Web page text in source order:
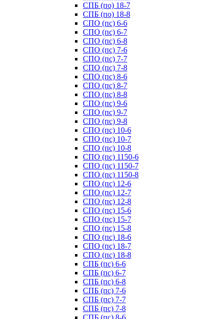
СПБ (по) 18-7
СПБ (по) 18-8
СПО (пс) 6-6
СПО (пс) 6-7
СПО (пс) 6-8
СПО (пс) 7-6
СПО (пс) 7-7
СПО (пс) 7-8
СПО (пс) 8-6
СПО (пс) 8-7
СПО (пс) 8-8
СПО (пс) 9-6
СПО (пс) 9-7
СПО (пс) 9-8
СПО (пс) 10-6
СПО (пс) 10-7
СПО (пс) 10-8
СПО (пс) 1150-6
СПО (пс) 1150-7
СПО (пс) 1150-8
СПО (пс) 12-6
СПО (пс) 12-7
СПО (пс) 12-8
СПО (пс) 15-6
СПО (пс) 15-7
СПО (пс) 15-8
СПО (пс) 18-6
СПО (пс) 18-7
СПО (пс) 18-8
СПБ (пс) 6-6
СПБ (пс) 6-7
СПБ (пс) 6-8
СПБ (пс) 7-6
СПБ (пс) 7-7
СПБ (пс) 7-8
СПБ (пс) 8-6